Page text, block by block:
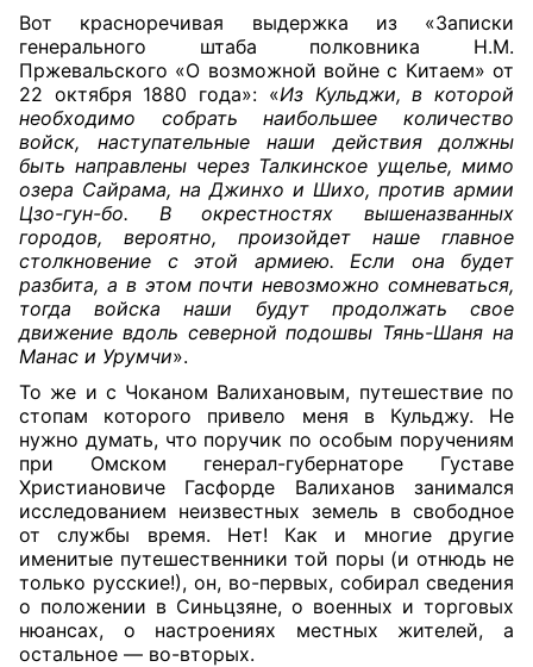
Вот красноречивая выдержка из «Записки
генерального штаба полковника Н.М.
Пржевальского «О возможной войне с Китаем» от
22 октября 1880 года»: «Из Кульджи, в которой
необходимо собрать наибольшее количество
войск, наступательные наши действия должны
быть направлены через Талкинское ущелье, мимо
озера Сайрама, на Джинхо и Шихо, против армии
Цзо-гун-бо. В окрестностях вышеназванных
городов, вероятно, произойдет наше главное
столкновение с этой армиею. Если она будет
разбита, а в этом почти невозможно сомневаться,
тогда войска наши будут продолжать свое
движение вдоль северной подошвы Тянь-Шаня на
Манас и Урумчи».
То же и с Чоканом Валихановым, путешествие по
стопам которого привело меня в Кульджу. Не
нужно думать, что поручик по особым поручениям
при Омском генерал-губернаторе Густаве
Христиановиче Гасфорде Валиханов занимался
исследованием неизвестных земель в свободное
от службы время. Нет! Как и многие другие
именитые путешественники той поры (и отнюдь не
только русские!), он, во-первых, собирал сведения
о положении в Синьцзяне, о военных и торговых
нюансах, о настроениях местных жителей, а
остальное — во-вторых.